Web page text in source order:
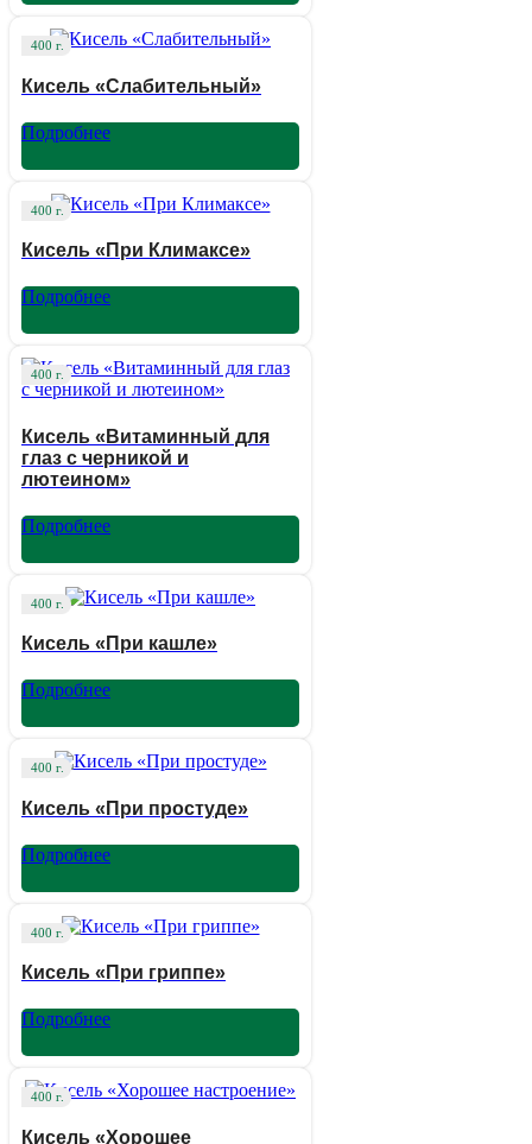
400 г.
Кисель «Слабительный»
Подробнее
400 г.
Кисель «При Климаксе»
Подробнее
400 г.
Кисель «Витаминный для
глаз с черникой и
лютеином»
Подробнее
400 г.
Кисель «При кашле»
Подробнее
400 г.
Кисель «При простуде»
Подробнее
400 г.
Кисель «При гриппе»
Подробнее
400 г.
Кисель «Хорошее